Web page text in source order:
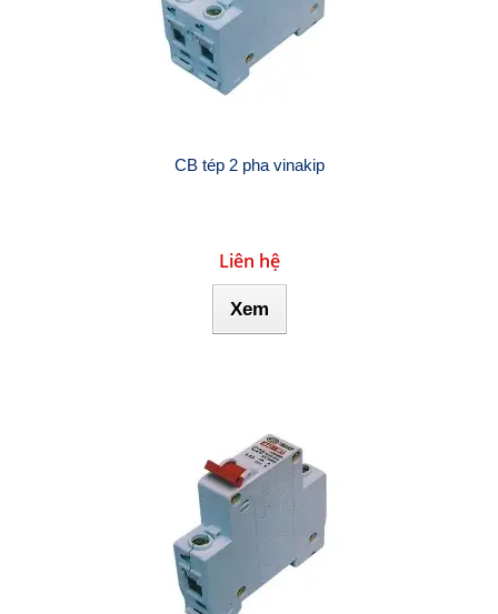
CB tép 2 pha vinakip
Liên hệ
Xem